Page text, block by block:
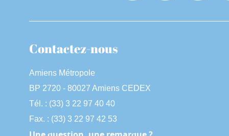
Contactez-nous
Amiens Métropole
BP 2720 - 80027 Amiens CEDEX
Tél. : (33) 3 22 97 40 40
Fax. : (33) 3 22 97 42 53